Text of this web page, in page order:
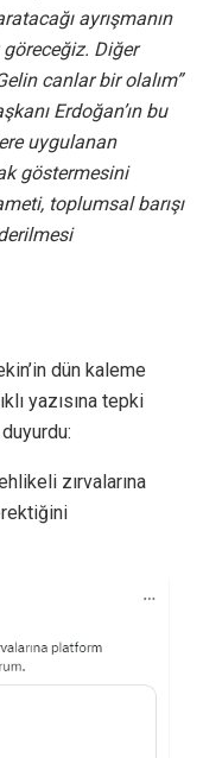
ayrışmanın
Diğer
canlar bir olalım”
Erdoğan’ın bu
uygulanan
göstermesini
toplumsal barışı
dün kaleme
yazısına tepki
zırvalarına